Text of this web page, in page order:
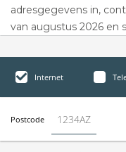
adresgegevens in,
van augustus 2026 en
Internet
Postcode